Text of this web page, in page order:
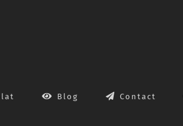
Blog Contact